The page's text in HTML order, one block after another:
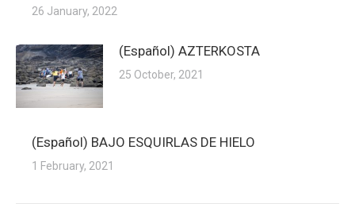
26 January, 2022
(Español) AZTERKOSTA
25 October, 2021
(Español) BAJO ESQUIRLAS DE HIELO
1 February, 2021